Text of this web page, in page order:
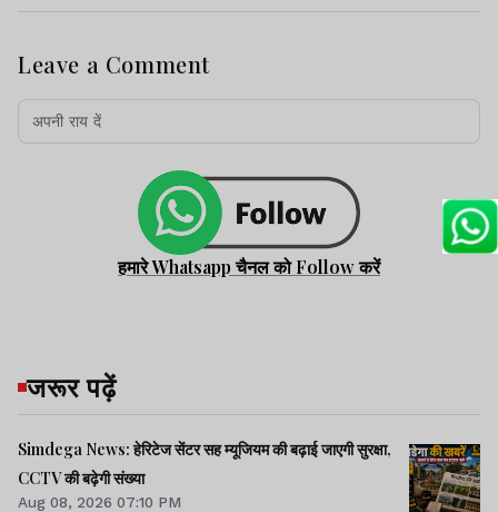
Leave a Comment
हमारे Whatsapp चैनल को Follow करें
जरूर पढ़ें
Simdega News: हेरिटेज सेंटर सह म्यूजियम की बढ़ाई जाएगी सुरक्षा,
CCTV की बढ़ेगी संख्या
Aug 08, 2026 07:10 PM